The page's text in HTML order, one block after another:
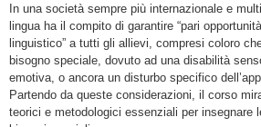
In una società sempre più internazionale e
lingua ha il compito di garantire “pari
linguistico” a tutti gli allievi, compresi coloro
bisogno speciale, dovuto ad una disabilità
emotiva, o ancora un disturbo specifico
Partendo da queste considerazioni, il corso
teorici e metodologici essenziali per insegnare